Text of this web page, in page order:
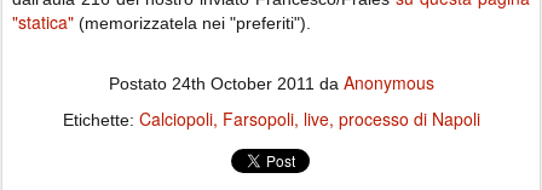
"statica" (memorizzatela nei "preferiti").
Postato 24th October 2011 da Anonymous
Etichette: Calciopoli Farsopoli live processo di Napoli